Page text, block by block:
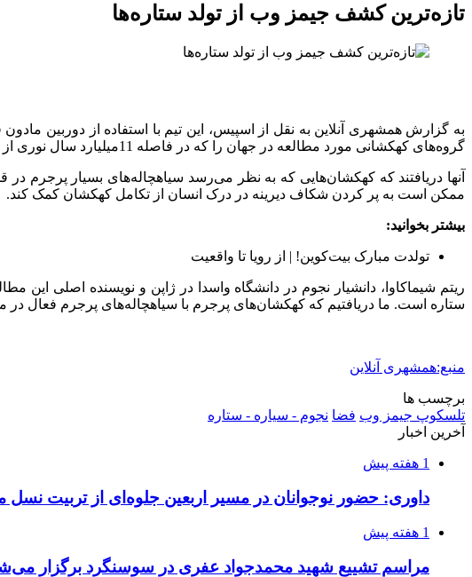
تازه‌ترین کشف جیمز وب از تولد ستاره‌ها
گروه‌های کهکشانی مورد مطالعه در جهان را که در فاصله 11میلیارد سال نوری از زمین قرار دارد، تجزیه و تحلیل کرد.
آنها دریافتند که کهکشان‌هایی که به ‌نظر می‌رسد سیاهچاله‌های بسیار پرجرم
ممکن است به پر کردن شکاف دیرینه در درک انسان از تکامل کهکشان کمک کند.
بیشتر بخوانید:
تولدت مبارک بیت‌کوین! | از رویا تا واقعیت
ریتم شیماکاوا، دانشیار نجوم در دانشگاه واسدا در ژاپن و نویسنده اصلی
ستاره است. ما دریافتیم که کهکشان‌های پرجرم با سیاهچاله‌های پرجرم فعال
منبع:همشهری آنلاین
برچسب ها
تلسکوپ جیمز وب فضا نجوم - سیاره - ستاره
آخرین اخبار
1 هفته پیش
داوری: حضور نوجوانان در مسیر اربعین جلوه‌ای از تربیت
1 هفته پیش
مراسم تشییع شهید محمدجواد عفری در سوسنگرد برگزار